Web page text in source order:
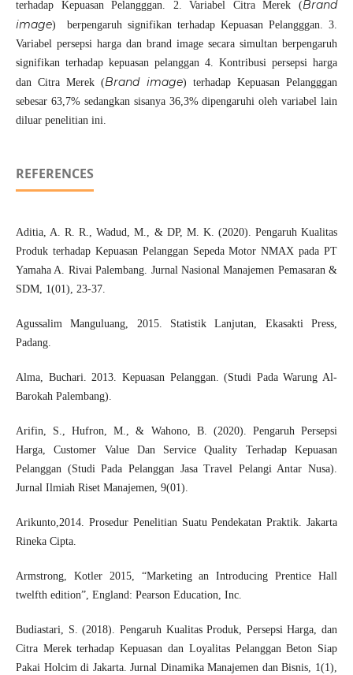
terhadap Kepuasan Pelangggan. 2. Variabel Citra Merek (Brand
image) berpengaruh signifikan terhadap Kepuasan Pelangggan. 3.
Variabel persepsi harga dan brand image secara simultan berpengaruh
signifikan terhadap kepuasan pelanggan 4. Kontribusi persepsi harga
dan Citra Merek (Brand image) terhadap Kepuasan Pelangggan
sebesar 63,7% sedangkan sisanya 36,3% dipengaruhi oleh variabel lain
diluar penelitian ini.
REFERENCES
Aditia, A. R. R., Wadud, M., & DP, M. K. (2020). Pengaruh Kualitas
Produk terhadap Kepuasan Pelanggan Sepeda Motor NMAX pada PT
Yamaha A. Rivai Palembang. Jurnal Nasional Manajemen Pemasaran &
SDM, 1(01), 23-37.
Agussalim Manguluang, 2015. Statistik Lanjutan, Ekasakti Press,
Padang.
Alma, Buchari. 2013. Kepuasan Pelanggan. (Studi Pada Warung Al-
Barokah Palembang).
Arifin, S., Hufron, M., & Wahono, B. (2020). Pengaruh Persepsi
Harga, Customer Value Dan Service Quality Terhadap Kepuasan
Pelanggan (Studi Pada Pelanggan Jasa Travel Pelangi Antar Nusa).
Jurnal Ilmiah Riset Manajemen, 9(01).
Arikunto,2014. Prosedur Penelitian Suatu Pendekatan Praktik. Jakarta
Rineka Cipta.
Armstrong, Kotler 2015, “Marketing an Introducing Prentice Hall
twelfth edition”, England: Pearson Education, Inc.
Budiastari, S. (2018). Pengaruh Kualitas Produk, Persepsi Harga, dan
Citra Merek terhadap Kepuasan dan Loyalitas Pelanggan Beton Siap
Pakai Holcim di Jakarta. Jurnal Dinamika Manajemen dan Bisnis, 1(1),